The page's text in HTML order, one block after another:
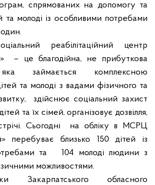
спрямованих на допомогу та
та молоді із особливими потребами
реабілітаційний центр
– це благодійна, не прибуткова
яка займається комплексною
та молоді з вадами фізичного та
здійснює соціальний захист
та їх сімей, організовує дозвілля,
Сьогодні
на обліку в МСРЦ
перебуває близько 150 дітей із
та
104 молоді людини з
можливостями.
Закарпатського обласного